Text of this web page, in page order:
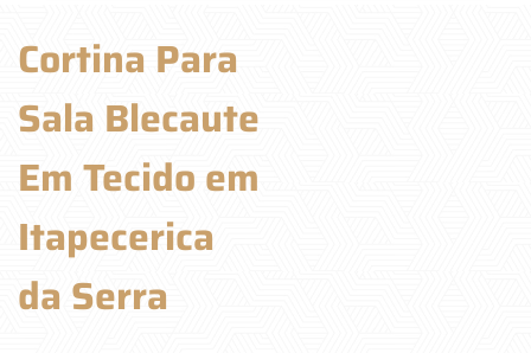
Cortina Para
Sala Blecaute
Em Tecido em
Itapecerica
da Serra